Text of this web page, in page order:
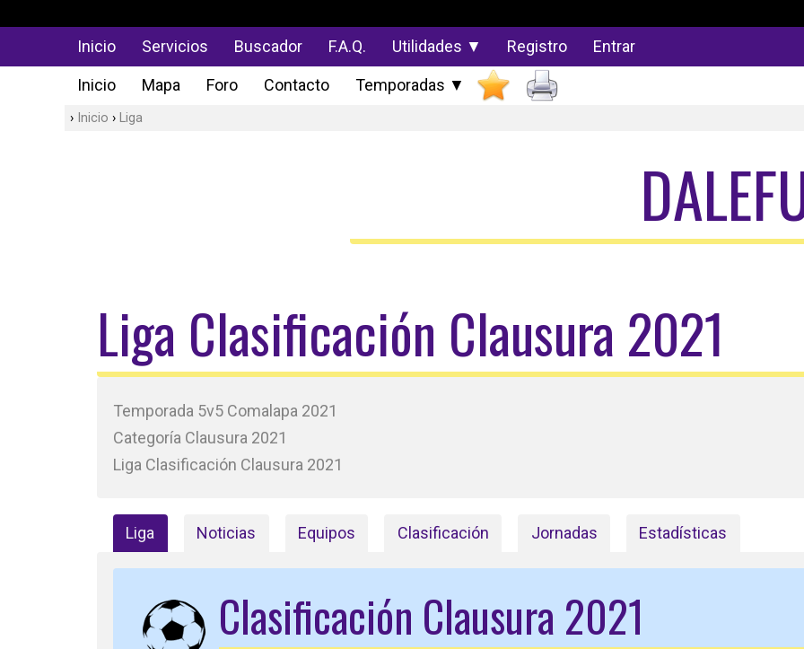
Inicio Servicios Buscador F.A.Q. Utilidades ▼ Registro Entrar
Inicio Mapa Foro Contacto Temporadas ▼
Inicio Liga
Liga Clasificación Clausura 2021
Temporada 5v5 Comalapa 2021
Categoría Clausura 2021
Liga Clasificación Clausura 2021
Liga Noticias Equipos Clasificación Jornadas Estadísticas
Clasificación Clausura 2021